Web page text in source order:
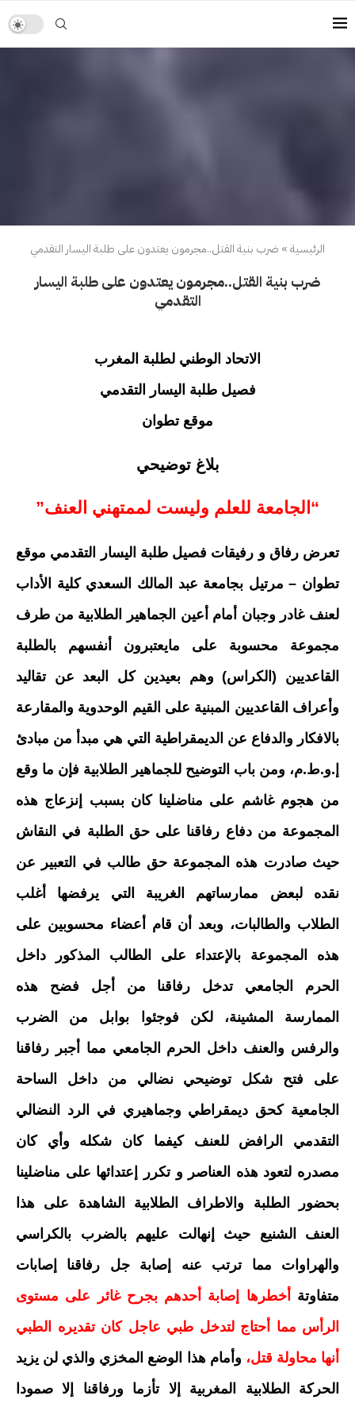
الرئيسية» ضرب بنية القتل..مجرمون يعتدون على طلبة اليسار التقدمي
ضرب بنية القتل..مجرمون يعتدون على طلبة اليسار
التقدمي
الاتحاد الوطني لطلبة المغرب
فصيل طلبة اليسار التقدمي
موقع تطوان
بلاغ توضيحي
“الجامعة للعلم وليست لممتهني العنف”
تعرض رفاق و رفيقات فصيل طلبة اليسار التقدمي موقع
تطوان – مرتيل بجامعة عبد المالك السعدي كلية الأداب
لعنف غادر وجبان أمام أعين الجماهير الطلابية من طرف
مجموعة محسوبة على مايعتبرون أنفسهم بالطلبة
القاعديين (الكراس) وهم بعيدين كل البعد عن تقاليد
وأعراف القاعديين المبنية على القيم الوحدوية والمقارعة
بالافكار والدفاع عن الديمقراطية التي هي مبدأ من مبادئ
إ.و.ط.م، ومن باب التوضيح للجماهير الطلابية فإن ما وقع
من هجوم غاشم على مناضلينا كان بسبب إنزعاج هذه
المجموعة من دفاع رفاقنا على حق الطلبة في النقاش
حيث صادرت هذه المجموعة حق طالب في التعبير عن
نقده لبعض ممارساتهم الغريبة التي يرفضها أغلب
الطلاب والطالبات، وبعد أن قام أعضاء محسوبين على
هذه المجموعة بالإعتداء على الطالب المذكور داخل
الحرم الجامعي تدخل رفاقنا من أجل فضح هذه
الممارسة المشينة، لكن فوجئوا بوابل من الضرب
والرفس والعنف داخل الحرم الجامعي مما أجبر رفاقنا
على فتح شكل توضيحي نضالي من داخل الساحة
الجامعية كحق ديمقراطي وجماهيري في الرد النضالي
التقدمي الرافض للعنف كيفما كان شكله وأي كان
مصدره لتعود هذه العناصر و تكرر إعتدائها على مناضلينا
بحضور الطلبة والاطراف الطلابية الشاهدة على هذا
العنف الشنيع حيث إنهالت عليهم بالضرب بالكراسي
والهراوات مما ترتب عنه إصابة جل رفاقنا إصابات
متفاوتة
أخطرها إصابة أحدهم بجرح غائر على مستوى
الرأس مما أحتاج لتدخل طبي عاجل كان تقديره الطبي
أنها محاولة قتل، وأمام هذا الوضع المخزي والذي لن يزيد
الحركة الطلابية المغربية إلا تأزما ورفاقنا إلا صمودا